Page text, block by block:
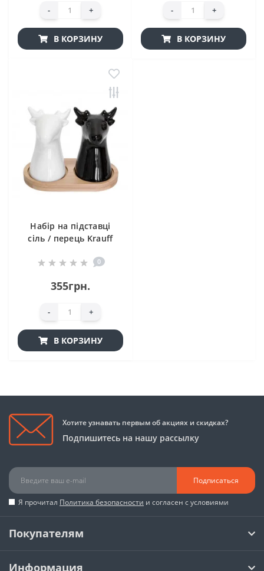
- +
В КОРЗИНУ
- +
В КОРЗИНУ
Набір на підставці
сіль / перець Krauff
0
355грн.
- +
В КОРЗИНУ
Хотите узнавать первым об акциях и скидках?
Подпишитесь на нашу рассылку
Подписаться
Я прочитал Политика безопасности и согласен с условиями
Покупателям
Информация